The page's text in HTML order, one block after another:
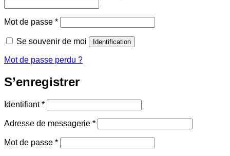
Mot de passe *Obligatoire
Se souvenir de moi Identification
Mot de passe perdu ?
S’enregistrer
Identifiant*Obligatoire
Adresse de messagerie *Obligatoire
Mot de passe *Obligatoire